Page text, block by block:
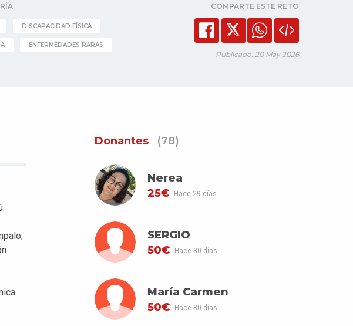
DISCAPACIDAD FÍSICA
ENFERMEDADES RARAS
COMPARTE ESTE RETO
Publicado: 20 May 2026
Donantes (78)
Nerea
25€
Hace 29 días
SERGIO
50€
Hace 30 días
María Carmen
50€
Hace 30 días